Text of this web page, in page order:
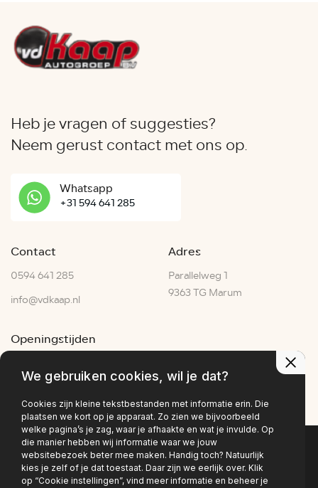
Heb je vragen of suggesties?
Neem gerust contact met ons op.
Whatsapp
+31 594 641 285
Contact
0594 641 285
info@vdkaap.nl
Adres
Parallelweg 1
9363 TG Marum
Openingstijden
Za:
07:00–15:00
Privacy policy
We gebruiken cookies, wil je dat?
Cookies zijn kleine tekstbestanden met informatie erin. Die
plaatsen we kort op je apparaat. Zo zien we bijvoorbeeld
welke pagina’s je zag, waar je afhaakte en wat je invulde. Op
die manier hebben wij informatie waar we jouw
websitebezoek beter mee maken. Handig toch? Natuurlijk
kies je zelf of je dat toestaat. Daar zijn we eerlijk over. Klik
op “Cookie instellingen”, vind meer informatie en beheer je